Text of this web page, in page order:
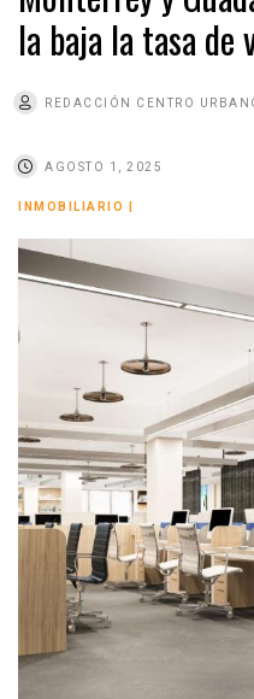
la baja la tasa de
REDACCIÓN CENTRO
AGOSTO 1, 2025
INMOBILIARIO